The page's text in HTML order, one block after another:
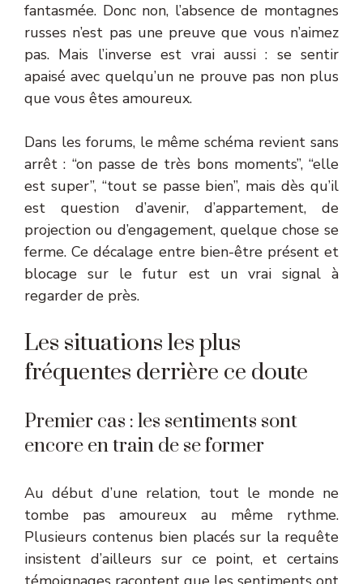
fantasmée. Donc non, l’absence de montagnes
russes n’est pas une preuve que vous n’aimez
pas. Mais l’inverse est vrai aussi : se sentir
apaisé avec quelqu’un ne prouve pas non plus
que vous êtes amoureux.
Dans les forums, le même schéma revient sans
arrêt : “on passe de très bons moments”, “elle
est super”, “tout se passe bien”, mais dès qu’il
est question d’avenir, d’appartement, de
projection ou d’engagement, quelque chose se
ferme. Ce décalage entre bien-être présent et
blocage sur le futur est un vrai signal à
regarder de près.
Les situations les plus
fréquentes derrière ce doute
Premier cas : les sentiments sont
encore en train de se former
Au début d’une relation, tout le monde ne
tombe pas amoureux au même rythme.
Plusieurs contenus bien placés sur la requête
insistent d’ailleurs sur ce point, et certains